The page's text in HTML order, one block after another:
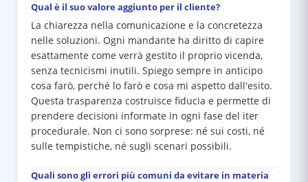
Qual è il suo valore aggiunto per il cliente?
La chiarezza nella comunicazione e la concretezza
nelle soluzioni. Ogni mandante ha diritto di capire
esattamente come verrà gestito il proprio vicenda,
senza tecnicismi inutili. Spiego sempre in anticipo
cosa farò, perché lo farò e cosa mi aspetto dall'esito.
Questa trasparenza costruisce fiducia e permette di
prendere decisioni informate in ogni fase del iter
procedurale. Non ci sono sorprese: né sui costi, né
sulle tempistiche, né sugli scenari possibili.
Quali sono gli errori più comuni da evitare in materia